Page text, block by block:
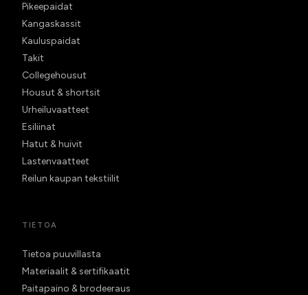
Pikeepaidat
Kangaskassit
Kauluspaidat
Takit
Collegehousut
Housut & shortsit
Urheiluvaatteet
Esiliinat
Hatut & huivit
Lastenvaatteet
Reilun kaupan tekstiilit
TIETOA
Tietoa puuvillasta
Materiaalit & sertifikaatit
Paitapaino & brodeeraus